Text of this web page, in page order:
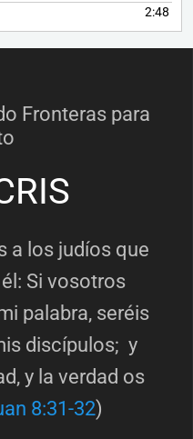
2:48
Fronteras para
a los judíos que
Si vosotros
palabra, seréis
discípulos; y
y la verdad os
8:31-32)